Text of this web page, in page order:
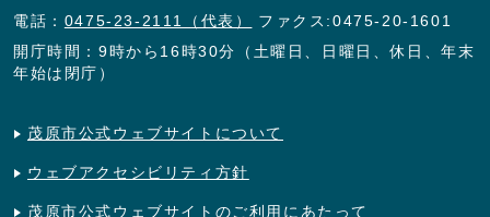
電話： 0475-23-2111（代表）
ファクス:0475-20-1601
開庁時間：9時から16時30分（土曜日、日曜日、休日、年末
年始は閉庁）
茂原市公式ウェブサイトについて
ウェブアクセシビリティ方針
茂原市公式ウェブサイトのご利用にあたって